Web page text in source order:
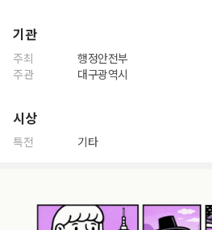
기관
주최
행정안전부
주관
대구광역시
시상
특전 기타